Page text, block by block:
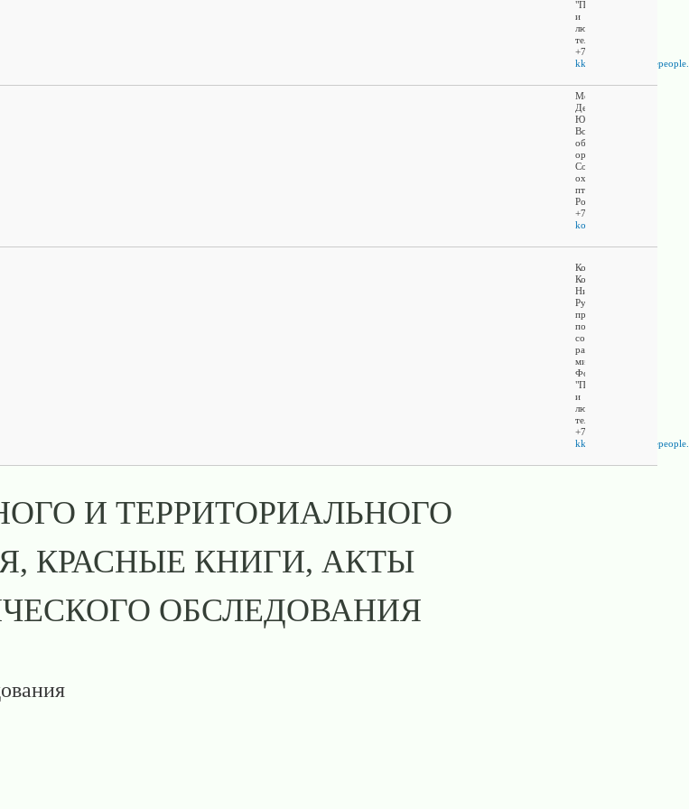
"Природа
и
люди"
тел.
+7(911)0603740
Мокеев
Денис
Юрьевич
Всероссийская
общественная
организация
Союз
охраны
птиц
России
+7(495)6722141
kotr@huntmap.ru
Кобяков
Константин
Николаевич
Руководитель
проектов
по
сохранению
растительного
мира
Фонд
"Природа
и
люди"
тел.
+7(911)0603740
И ТЕРРИТОРИАЛЬНОГО
КРАСНЫЕ КНИГИ, АКТЫ
ОБСЛЕДОВАНИЯ